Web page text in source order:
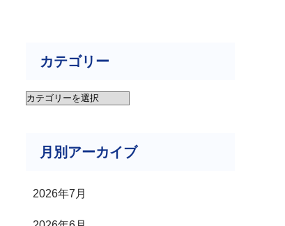
カテゴリー
カ
ゴ
リ
月別アーカイブ
2026年7月